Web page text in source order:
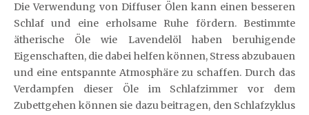
Die Verwendung von Diffuser Ölen kann einen besseren
Schlaf und eine erholsame Ruhe fördern. Bestimmte
ätherische Öle wie Lavendelöl haben beruhigende
Eigenschaften, die dabei helfen können, Stress abzubauen
und eine entspannte Atmosphäre zu schaffen. Durch das
Verdampfen dieser Öle im Schlafzimmer vor dem
Zubettgehen können sie dazu beitragen, den Schlafzyklus